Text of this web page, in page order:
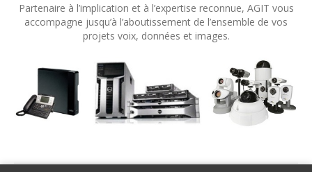
Partenaire à l’implication et à l’expertise reconnue, AGIT vous
accompagne jusqu’à l’aboutissement de l’ensemble de vos
projets voix, données et images.